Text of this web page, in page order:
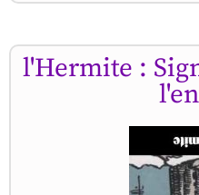
l'Hermite :